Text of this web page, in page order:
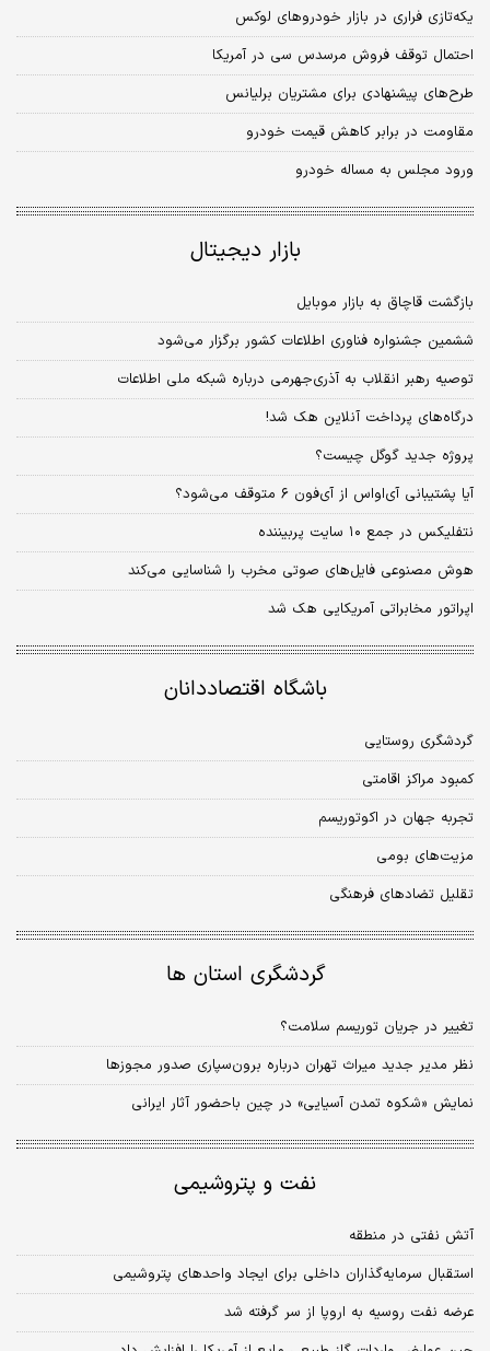
یکه‌تازی فراری در بازار خودروهای لوکس
احتمال توقف فروش مرسدس سی در آمریکا
طرح‌های پیشنهادی برای مشتریان برلیانس
مقاومت در برابر کاهش قیمت خودرو
ورود مجلس به مساله خودرو
بازار دیجیتال
بازگشت قاچاق به بازار موبایل
ششمین جشنواره فناوری اطلاعات کشور برگزار می‌شود
توصیه رهبر انقلاب به آذری‌جهرمی درباره شبکه ملی اطلاعات
درگاه‌های پرداخت آنلاین هک شد!
پروژه جدید گوگل چیست؟
آیا پشتیبانی آی‌او‌اس از آی‌فون ۶ متوقف می‌شود؟
نتفلیکس در جمع ۱۰ سایت پربیننده
هوش مصنوعی فایل‌های صوتی مخرب را شناسایی می‌کند
اپراتور مخابراتی آمریکایی هک شد
باشگاه اقتصاددانان
گردشگری روستایی
کمبود مراکز اقامتی
تجربه جهان در اکوتوریسم
مزیت‌های بومی
تقلیل تضادهای فرهنگی
گردشگری استان ها
تغییر در جریان توریسم سلامت؟
نظر مدیر جدید میراث تهران درباره برون‌سپاری صدور مجوز‌ها
نمایش «شکوه تمدن آسیایی» در چین باحضور آثار ایرانی
نفت و پتروشیمی
آتش نفتی در منطقه
استقبال سرمایه‌گذاران داخلی برای ایجاد واحدهای پتروشیمی
عرضه نفت روسیه به اروپا از سر گرفته شد